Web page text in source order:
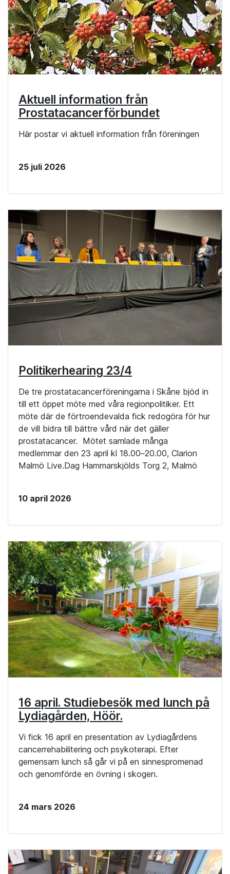
Aktuell information från
Prostatacancerförbundet
Här postar vi aktuell information från föreningen
25 juli 2026
Politikerhearing 23/4
De tre prostatacancerföreningarna i Skåne bjöd in
till ett öppet möte med våra regionpolitiker. Ett
möte där de förtroendevalda fick redogöra för hur
de vill bidra till bättre vård när det gäller
prostatacancer. Mötet samlade många
medlemmar den 23 april kl 18.00–20.00, Clarion
Malmö Live.Dag Hammarskjölds Torg 2, Malmö
10 april 2026
16 april. Studiebesök med lunch på
Lydiagården, Höör.
Vi fick 16 april en presentation av Lydiagårdens
cancerrehabilitering och psykoterapi. Efter
gemensam lunch så går vi på en sinnespromenad
och genomförde en övning i skogen.
24 mars 2026